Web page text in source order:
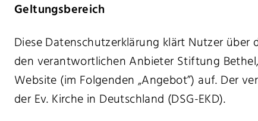
Geltungsbereich
Diese Datenschutzerklärung klärt Nutzer
den verantwortlichen Anbieter Stiftung Bethel,
Website (im Folgenden „Angebot”) auf. Der
der Ev. Kirche in Deutschland (DSG-EKD).